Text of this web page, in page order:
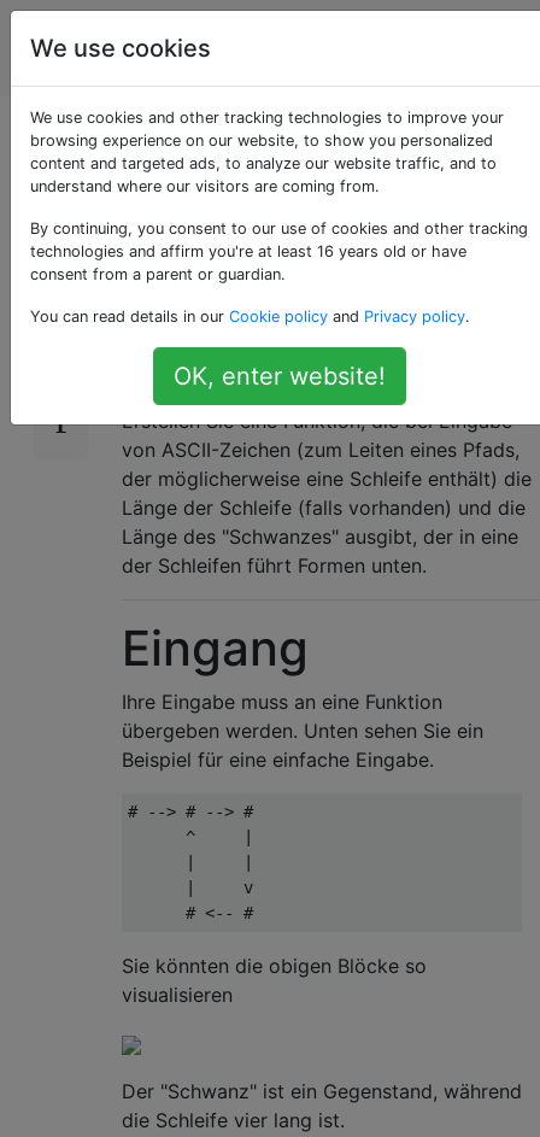
Programmierrätsel
& Code Golf
Loops und Loops und
Loops
Die
Herausforderung
Erstellen Sie eine Funktion, die bei Eingabe
von ASCII-Zeichen (zum Leiten eines Pfads,
der möglicherweise eine Schleife enthält) die
Länge der Schleife (falls vorhanden) und die
Länge des "Schwanzes" ausgibt, der in eine
der Schleifen führt Formen unten.
Eingang
Ihre Eingabe muss an eine Funktion
übergeben werden. Unten sehen Sie ein
Beispiel für eine einfache Eingabe.
# --> # --> #
      ^     |
      |     v
Sie könnten die obigen Blöcke so
visualisieren
Der "Schwanz" ist ein Gegenstand, während
die Schleife vier lang ist.
We use cookies
We use cookies and other tracking technologies to improve your
browsing experience on our website, to show you personalized
content and targeted ads, to analyze our website traffic, and to
understand where our visitors are coming from.
By continuing, you consent to our use of cookies and other tracking
technologies and affirm you're at least 16 years old or have
consent from a parent or guardian.
You can read details in our Cookie policy and Privacy policy.
OK, enter website!